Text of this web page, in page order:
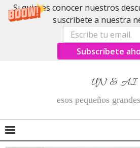
Si quieres conocer nuestros
suscríbete a nuestra
Subscríbete
UN & AI
esos pequeños